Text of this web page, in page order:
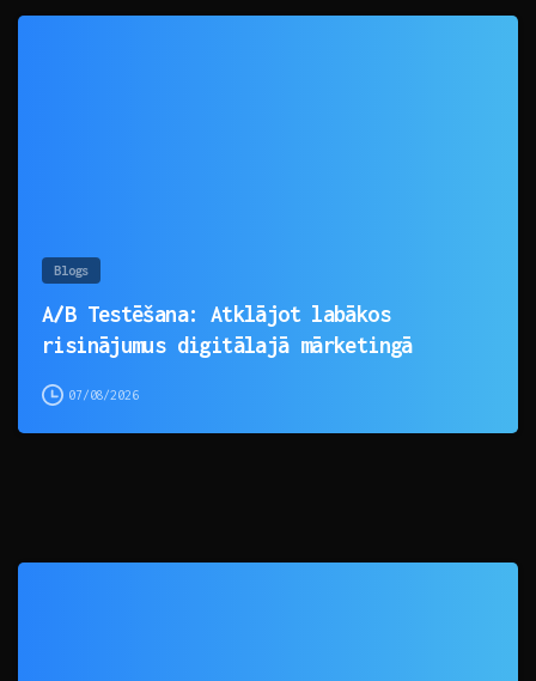
Blogs
A/B Testēšana: Atklājot labākos
risinājumus digitālajā mārketingā
07/08/2026